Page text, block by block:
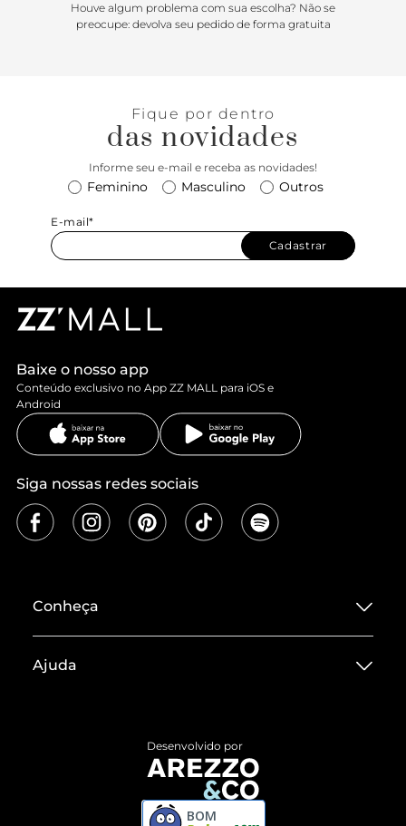
Houve algum problema com sua escolha? Não se
preocupe: devolva seu pedido de forma gratuita
Fique por dentro
das novidades
Informe seu e-mail e receba as novidades!
Feminino Masculino Outros
E-mail*
Cadastrar
Baixe o nosso app
Conteúdo exclusivo no App ZZ MALL para iOS e
Android
Siga nossas redes sociais
Conheça
Termos de Uso
ZZ MALL é confiável
Ajuda
Devolução do Produto
Compre pelo WhatsApp
Desenvolvido por
BOM